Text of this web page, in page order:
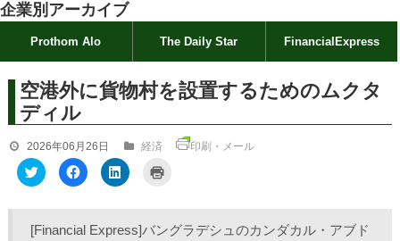
企業別アーカイブ
Prothom Alo The Daily Star FinancialExpress
空港外に貨物村を設置するためのムクタ
ディル
2026年06月26日 経済
印刷・メール
ク
リ
て
T
F
a
o
o
ク
リ
L
て
印
[Financial Express]バングラデシュのカンダカル・アブド